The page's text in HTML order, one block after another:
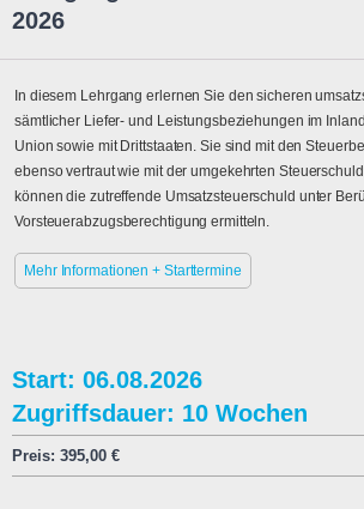
2026
In diesem Lehrgang erlernen Sie den sicheren
sämtlicher Liefer- und Leistungsbeziehungen im
Union sowie mit Drittstaaten. Sie sind mit den
ebenso vertraut wie mit der umgekehrten
können die zutreffende Umsatzsteuerschuld unter
Vorsteuerabzugsberechtigung ermitteln.
Mehr Informationen + Starttermine
Start: 06.08.2026
Zugriffsdauer: 10 Wochen
Preis: 395,00 €